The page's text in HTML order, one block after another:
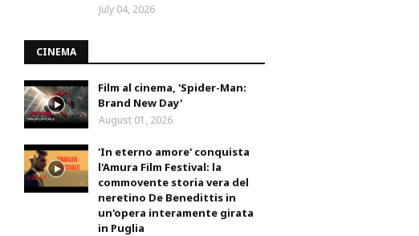
July 04, 2026
CINEMA
Film al cinema, 'Spider-Man:
Brand New Day'
August 01, 2026
'In eterno amore' conquista
l'Amura Film Festival: la
commovente storia vera del
neretino De Benedittis in
un'opera interamente girata
in Puglia